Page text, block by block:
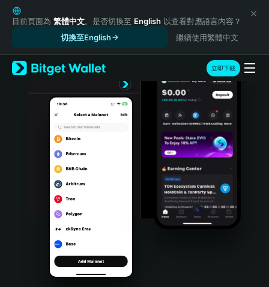
English
日本語
Русский
Español (Latinoamérica)
Türkçe
Português (Portugal)
Bahasa Indonesia
Português (Brasil)
Español (Argentina)
目前頁面為 繁體中文。是否切換至 English 以查看對應語言內容？
切換至English
繼續使用繁體中文
立即下載